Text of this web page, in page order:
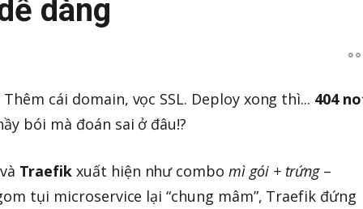
dàng
cái domain, vọc SSL. Deploy xong thì... 404
bói mà đoán sai ở đâu!?
Traefik xuất hiện như combomì gói + trứng–
tụi microservice lại “chung mâm”, Traefik đứng